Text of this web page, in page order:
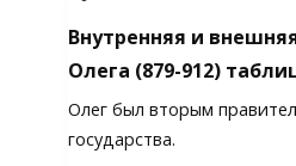
Внутренняя и
Олега (879-912)
Олег был вторым
государства.